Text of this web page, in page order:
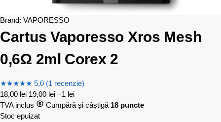
Brand: VAPORESSO
Cartus Vaporesso Xros Mesh
0,6Ω 2ml Corex 2
★★★★★ 5,0 (1 recenzie)
18,00 lei 19,00 lei −1 lei
TVA inclus
Cumpără și câștigă 18 puncte
Stoc epuizat